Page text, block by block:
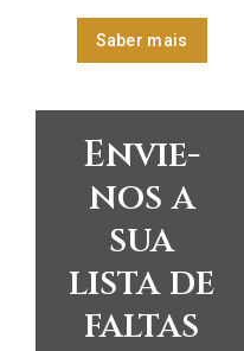
Saber mais
Envie-
nos a
sua
lista de
faltas